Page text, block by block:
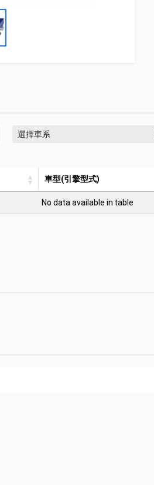
選擇車系
車型(引擎型式)
No data available in table